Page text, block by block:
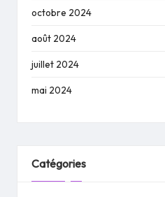
octobre 2024
août 2024
juillet 2024
mai 2024
Catégories